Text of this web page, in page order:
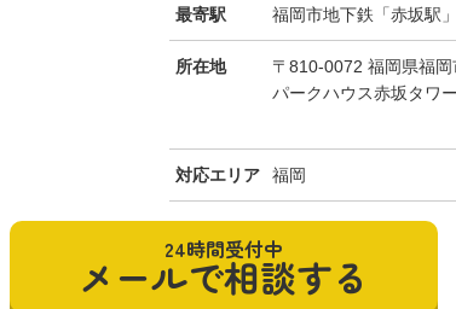
最寄駅 福岡市地下鉄「赤坂駅
所在地
〒810-0072 福岡県福
パークハウス赤坂タワ
対応エリア 福岡
24時間受付中
メールで相談する